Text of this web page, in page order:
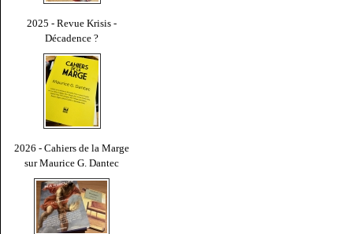
2025 - Revue Krisis -
Décadence ?
2026 - Cahiers de la Marge
sur Maurice G. Dantec